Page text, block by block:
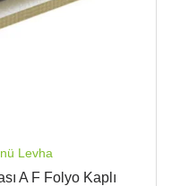
Levha
A F Folyo Kaplı